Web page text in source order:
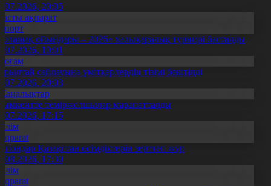
20:05
ақпарат
ойындары – 2026» халықаралық турнирі басталды
10:01
сайлауына үміткерлердің тізімі бекітілді
20:03
теміржолшылар марапатталды
17:15
Қазақстан өсімдіктерін зерттеп жүр
17:30